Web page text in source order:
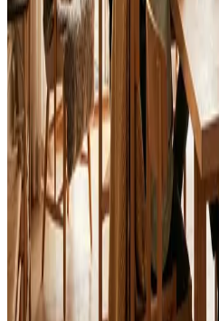
Alle mærker og systemer
Indhent tilbud
70 60 30 04